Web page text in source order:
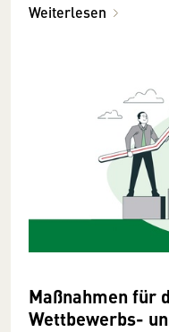
Weiterlesen
Maßnahmen für
Wettbewerbs-